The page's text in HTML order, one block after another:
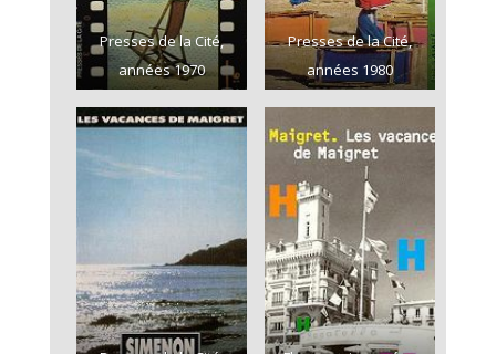
Presses de la Cité,
années 1970
Presses de la Cité,
années 1980